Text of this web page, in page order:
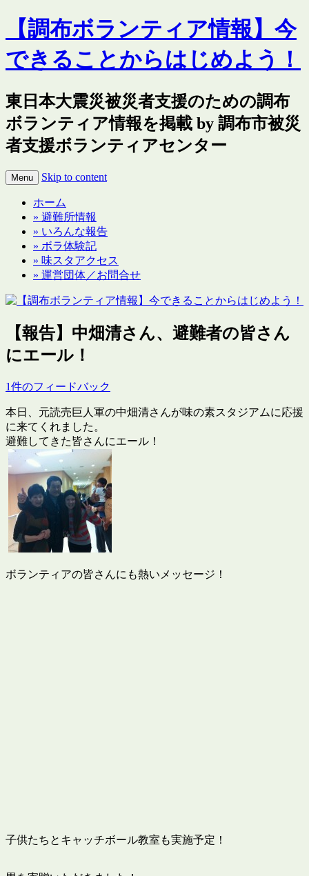
【調布ボランティア情報】今
できることからはじめよう！
東日本大震災被災者支援のための調布
ボランティア情報を掲載 by 調布市被災
者支援ボランティアセンター
Menu Skip to content
ホーム
» 避難所情報
» いろんな報告
» ボラ体験記
» 味スタアクセス
» 運営団体／お問合せ
【報告】中畑清さん、避難者の皆さん
にエール！
1件のフィードバック
本日、元読売巨人軍の中畑清さんが味の素スタジアムに応援
に来てくれました。
避難してきた皆さんにエール！
ボランティアの皆さんにも熱いメッセージ！
子供たちとキャッチボール教室も実施予定！